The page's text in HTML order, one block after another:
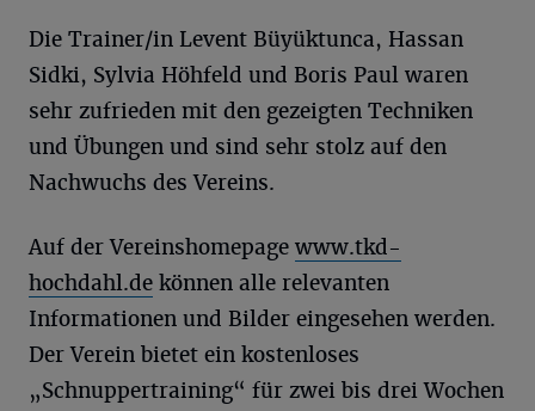
Die Trainer/in Levent Büyüktunca, Hassan
Sidki, Sylvia Höhfeld und Boris Paul waren
sehr zufrieden mit den gezeigten Techniken
und Übungen und sind sehr stolz auf den
Nachwuchs des Vereins.
Auf der Vereinshomepage www.tkd-
hochdahl.de können alle relevanten
Informationen und Bilder eingesehen werden.
Der Verein bietet ein kostenloses
„Schnuppertraining“ für zwei bis drei Wochen